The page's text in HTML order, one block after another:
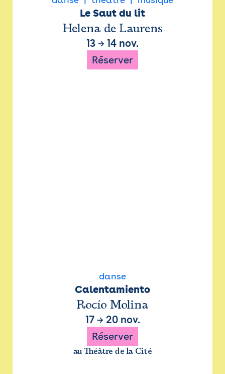
Le Saut du lit
Helena de Laurens
13 → 14 nov.
Réserver
danse
Calentamiento
Rocío Molina
17→ 20 nov.
Réserver
au Théâtre de la Cité